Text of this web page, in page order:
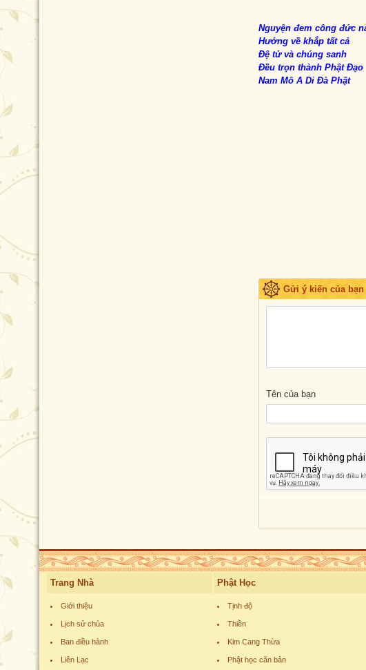
Nguyện đem công đức
Hướng về khắp tất cả
Đệ tử và chúng sanh
Đều trọn thành Phật Đạo
Nam Mô A Di Đà Phật
Gửi ý kiến của bạn
Tên của bạn
Trang Nhà
Giới thiệu
Lịch sử chùa
Ban điều hành
Liên Lạc
Phật Học
Tịnh độ
Thiền
Kim Cang Thừa
Phật học căn bản